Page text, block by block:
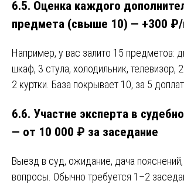
6.5. Оценка каждого
предмета (свыше 10) — +300
Например, у вас залито 15 предметов:
шкаф, 3 стула, холодильник, телевизор,
2 куртки. База покрывает 10, за 5
6.6. Участие эксперта в
— от 10 000 ₽ за заседание
Выезд в суд, ожидание, дача
вопросы. Обычно требуется 1–2